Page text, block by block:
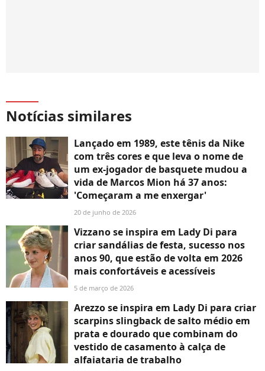
Notícias similares
Lançado em 1989, este tênis da Nike
com três cores e que leva o nome de
um ex-jogador de basquete mudou a
vida de Marcos Mion há 37 anos:
'Começaram a me enxergar'
20 de junho de 2026
Vizzano se inspira em Lady Di para
criar sandálias de festa, sucesso nos
anos 90, que estão de volta em 2026
mais confortáveis e acessíveis
5 de março de 2026
Arezzo se inspira em Lady Di para criar
scarpins slingback de salto médio em
prata e dourado que combinam do
vestido de casamento à calça de
alfaiataria de trabalho